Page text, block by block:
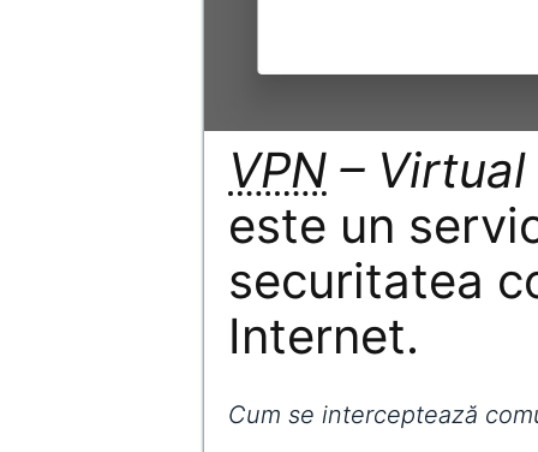
VPN –
este un
securitatea
Internet.
Cum se interceptează